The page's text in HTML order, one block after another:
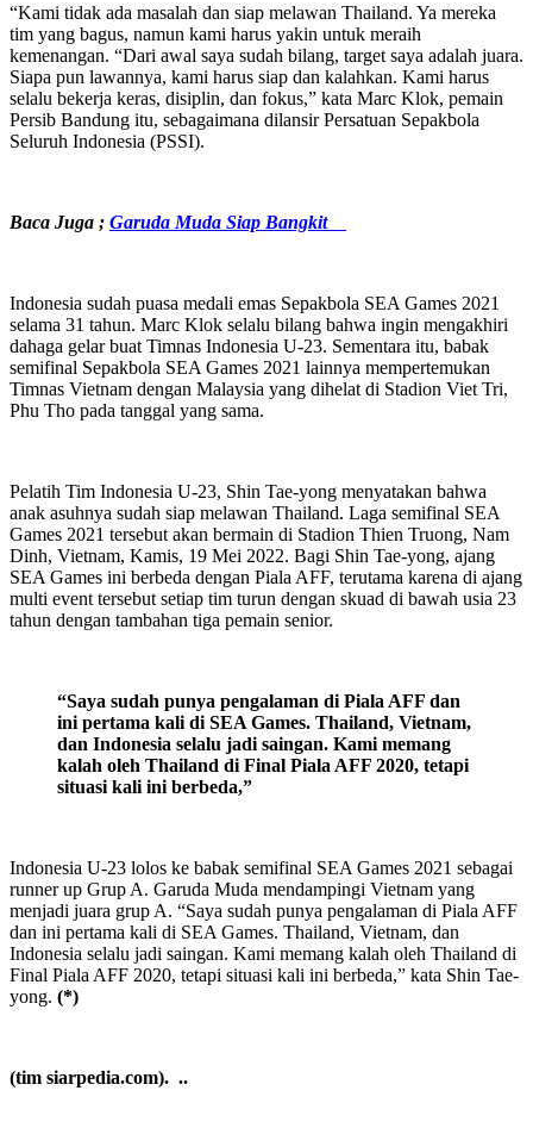
“Kami tidak ada masalah dan siap melawan Thailand. Ya mereka
tim yang bagus, namun kami harus yakin untuk meraih
kemenangan. “Dari awal saya sudah bilang, target saya adalah juara.
Siapa pun lawannya, kami harus siap dan kalahkan. Kami harus
selalu bekerja keras, disiplin, dan fokus,” kata Marc Klok, pemain
Persib Bandung itu, sebagaimana dilansir Persatuan Sepakbola
Seluruh Indonesia (PSSI).
Baca Juga ; Garuda Muda Siap Bangkit
Indonesia sudah puasa medali emas Sepakbola SEA Games 2021
selama 31 tahun. Marc Klok selalu bilang bahwa ingin mengakhiri
dahaga gelar buat Timnas Indonesia U-23. Sementara itu, babak
semifinal Sepakbola SEA Games 2021 lainnya mempertemukan
Timnas Vietnam dengan Malaysia yang dihelat di Stadion Viet Tri,
Phu Tho pada tanggal yang sama.
Pelatih Tim Indonesia U-23, Shin Tae-yong menyatakan bahwa
anak asuhnya sudah siap melawan Thailand. Laga semifinal SEA
Games 2021 tersebut akan bermain di Stadion Thien Truong, Nam
Dinh, Vietnam, Kamis, 19 Mei 2022. Bagi Shin Tae-yong, ajang
SEA Games ini berbeda dengan Piala AFF, terutama karena di ajang
multi event tersebut setiap tim turun dengan skuad di bawah usia 23
tahun dengan tambahan tiga pemain senior.
“Saya sudah punya pengalaman di Piala AFF dan
ini pertama kali di SEA Games. Thailand, Vietnam,
dan Indonesia selalu jadi saingan. Kami memang
kalah oleh Thailand di Final Piala AFF 2020, tetapi
situasi kali ini berbeda,”
Indonesia U-23 lolos ke babak semifinal SEA Games 2021 sebagai
runner up Grup A. Garuda Muda mendampingi Vietnam yang
menjadi juara grup A. “Saya sudah punya pengalaman di Piala AFF
dan ini pertama kali di SEA Games. Thailand, Vietnam, dan
Indonesia selalu jadi saingan. Kami memang kalah oleh Thailand di
Final Piala AFF 2020, tetapi situasi kali ini berbeda,” kata Shin Tae-
yong. (*)
(tim siarpedia.com). ..